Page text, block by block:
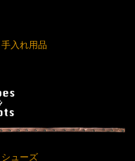
手入れ用品
シューズ